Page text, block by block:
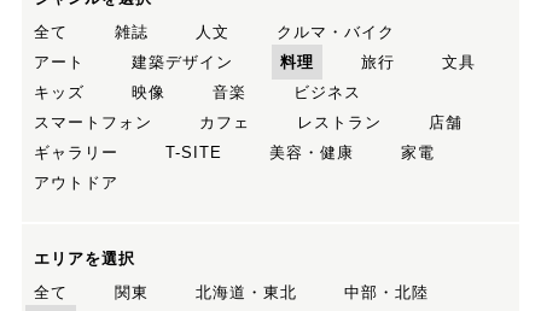
全て
雑誌 人文
クルマ・バイク
アート
建築デザイン 料理 旅行
文具
キッズ
映像 音楽
ビジネス
スマートフォン
カフェ レストラン
店舗
ギャラリー
T-SITE 美容・健康
家電
アウトドア
エリアを選択
全て
関東 北海道・東北
中部・北陸